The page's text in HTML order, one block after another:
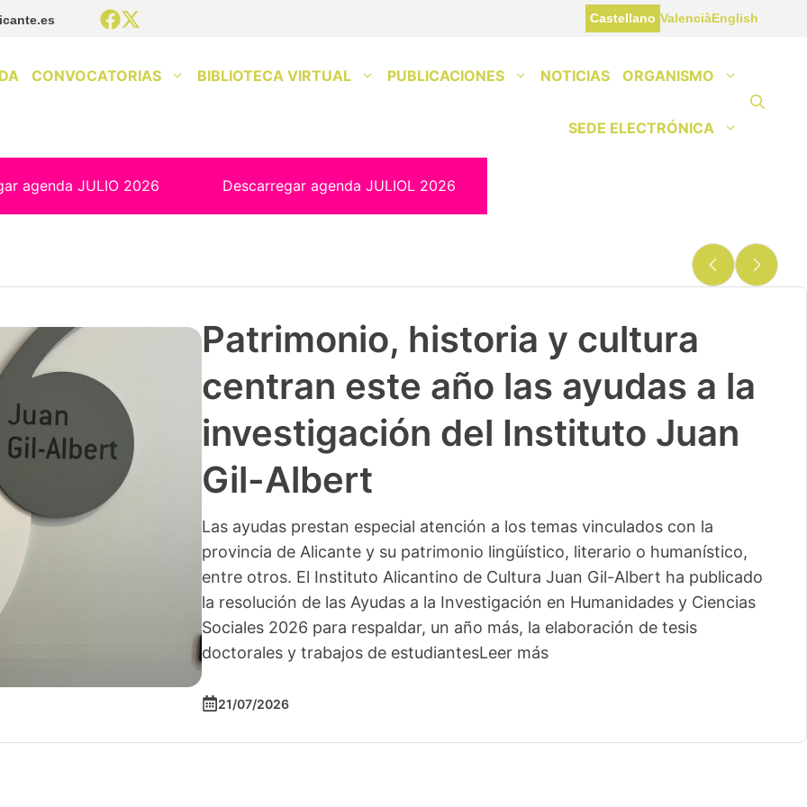
Castellano ValenciàEnglish
CONVOCATORIAS BIBLIOTECA VIRTUAL PUBLICACIONES NOTICIAS ORGANISMO
SEDE ELECTRÓNICA
agenda JULIO 2026 Descarregar agenda JULIOL 2026
Patrimonio, historia y cultura
centran este año las ayudas a la
investigación del Instituto Juan
Gil-Albert
Las ayudas prestan especial atención a los temas vinculados con la
provincia de Alicante y su patrimonio lingüístico, literario o humanístico,
entre otros. El Instituto Alicantino de Cultura Juan Gil-Albert ha publicado
la resolución de las Ayudas a la Investigación en Humanidades y Ciencias
Sociales 2026 para respaldar, un año más, la elaboración de tesis
doctorales y trabajos de estudiantesLeer más
21/07/2026